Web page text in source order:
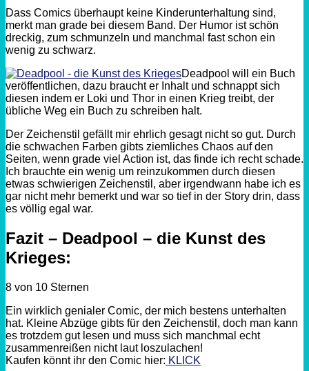
Dass Comics überhaupt keine Kinderunterhaltung sind,
merkt man grade bei diesem Band. Der Humor ist schön
dreckig, zum schmunzeln und manchmal fast schon ein
wenig zu schwarz.
Deadpool will ein Buch
veröffentlichen, dazu braucht er Inhalt und schnappt sich
diesen indem er Loki und Thor in einen Krieg treibt, der
übliche Weg ein Buch zu schreiben halt.
Der Zeichenstil gefällt mir ehrlich gesagt nicht so gut. Durch
die schwachen Farben gibts ziemliches Chaos auf den
Seiten, wenn grade viel Action ist, das finde ich recht schade.
Ich brauchte ein wenig um reinzukommen durch diesen
etwas schwierigen Zeichenstil, aber irgendwann habe ich es
gar nicht mehr bemerkt und war so tief in der Story drin, dass
es völlig egal war.
Fazit – Deadpool – die Kunst des
Krieges:
8 von 10 Sternen
Ein wirklich genialer Comic, der mich bestens unterhalten
hat. Kleine Abzüge gibts für den Zeichenstil, doch man kann
es trotzdem gut lesen und muss sich manchmal echt
zusammenreißen nicht laut loszulachen!
Kaufen könnt ihr den Comic hier: KLICK